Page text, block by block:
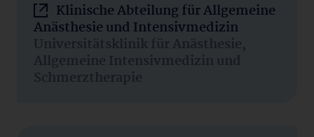
Klinische Abteilung für Allgemeine
Anästhesie und Intensivmedizin
Universitätsklinik für Anästhesie,
Allgemeine Intensivmedizin und
Schmerztherapie